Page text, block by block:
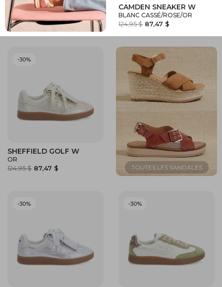
CAMDEN SNEAKER W
BLANC CASSÉ/ROSE/OR
124,95 $ 87,47 $
SHEFFIELD GOLF W
OR
124,95 $ 87,47 $
-30%
-30% -30%